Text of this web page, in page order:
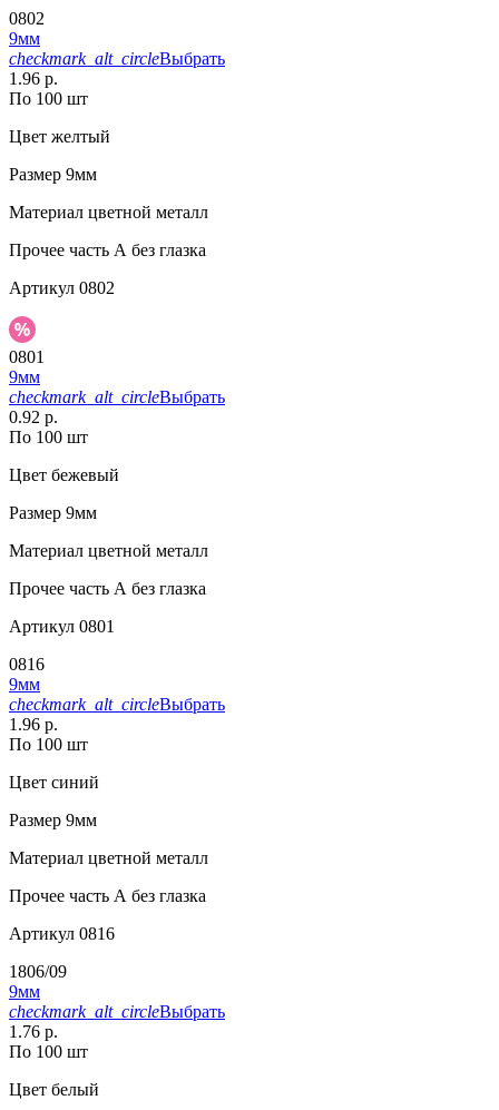
0802
9мм
checkmark_alt_circleВыбрать
1.96 р.
По 100 шт
Цвет желтый
Размер 9мм
Материал цветной металл
Прочее часть А без глазка
Артикул 0802
0801
9мм
checkmark_alt_circleВыбрать
0.92 р.
По 100 шт
Цвет бежевый
Размер 9мм
Материал цветной металл
Прочее часть А без глазка
Артикул 0801
0816
9мм
checkmark_alt_circleВыбрать
1.96 р.
По 100 шт
Цвет синий
Размер 9мм
Материал цветной металл
Прочее часть А без глазка
Артикул 0816
1806/09
9мм
checkmark_alt_circleВыбрать
1.76 р.
По 100 шт
Цвет белый